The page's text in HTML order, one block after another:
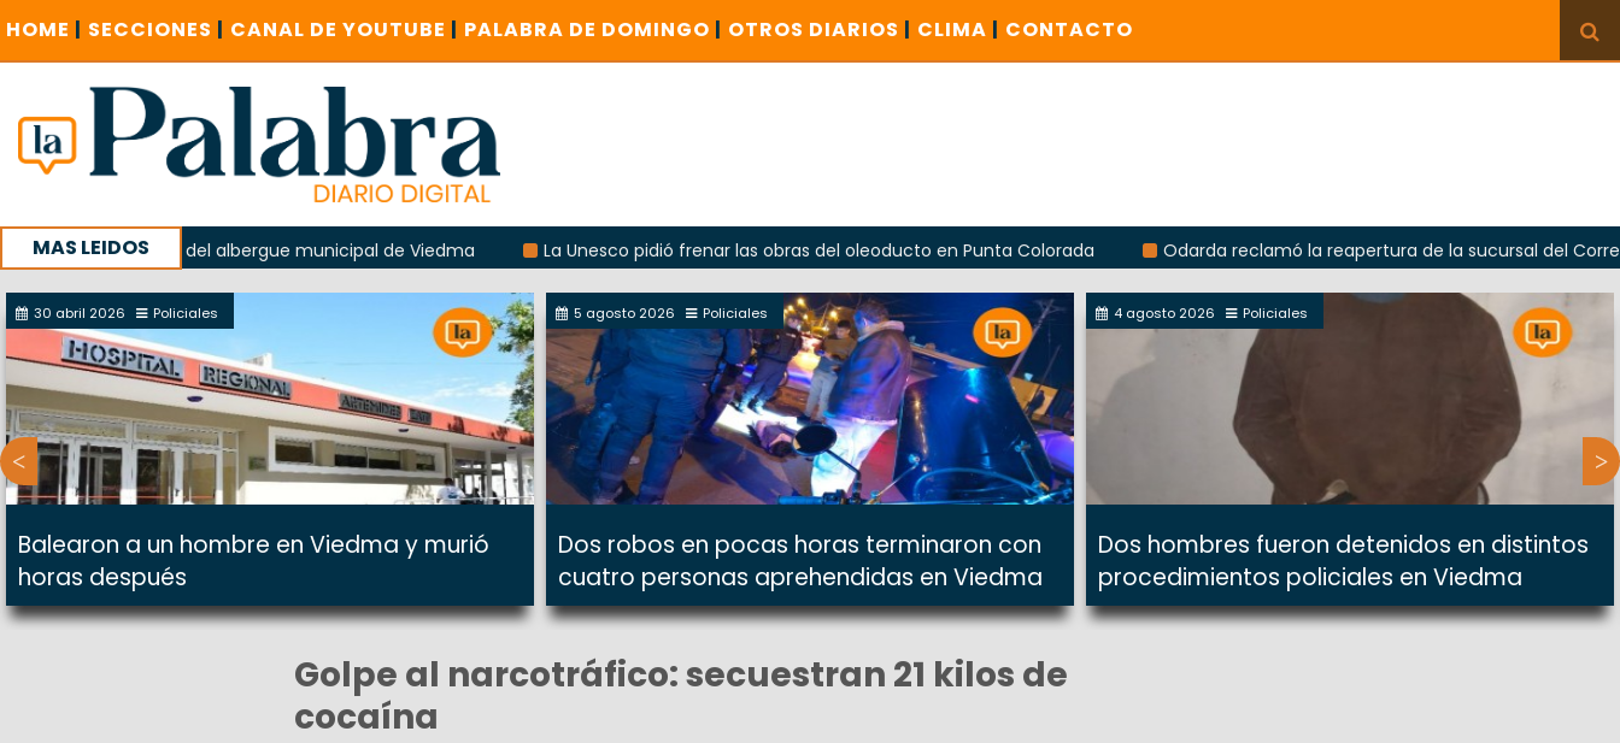
HOME | SECCIONES | CANAL DE YOUTUBE | PALABRA DE DOMINGO | OTROS DIARIOS | CLIMA | CONTACTO
MAS LEIDOS
explosión del albergue municipal de Viedma La Unesco pidió frenar las obras del oleoducto en Punta Colorada
Odarda reclamó la reapertura de la sucursal del Correo
con un encuentro provincial en Roca
30 abril 2026 Policiales
Balearon a un hombre en Viedma y murió
horas después
5 agosto 2026 Policiales
Dos robos en pocas horas terminaron con
cuatro personas aprehendidas en Viedma
4 agosto 2026 Policiales
Dos hombres fueron detenidos en distintos
procedimientos policiales en Viedma
Golpe al narcotráfico: secuestran 21 kilos de
cocaína